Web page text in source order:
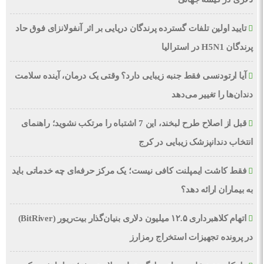
تایید اولین تلفات گسترده پرندگان دریایی بر اثر آنفولانزای فوق حاد
پرندگان H5N1 در استرالیا
آیا ارتودنسی فقط جنبه زیبایی دارد؟ وقتی یک درمان، آینده سلامت
دندان‌ها را تغییر می‌دهد
قبل از اصلاح طرح لبخند، این 7 اشتباه را مرتکب نشوید؛ راهنمای
انتخاب دندانپزشک زیبایی در کرج
فقط کاشت ایمپلنت کافی نیست؛ یک مرکز حرفه‌ای چه خدماتی باید
به بیماران ارائه دهد؟
اتهام کلاهبرداری ۱۲.۵ میلیون دلاری بنیان‌گذار بیت‌ریور (BitRiver)
در پرونده تجهیزات استخراج رمزارز